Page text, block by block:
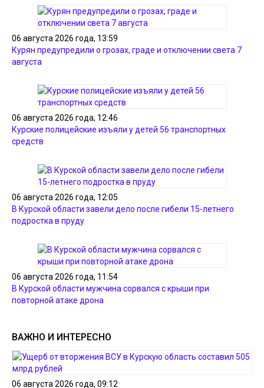
06 августа 2026 года, 13:59
Курян предупредили о грозах, граде и отключении света 7
августа
06 августа 2026 года, 12:46
Курские полицейские изъяли у детей 56 транспортных
средств
06 августа 2026 года, 12:05
В Курской области завели дело после гибели 15-летнего
подростка в пруду
06 августа 2026 года, 11:54
В Курской области мужчина сорвался с крыши при
повторной атаке дрона
ВАЖНО И ИНТЕРЕСНО
06 августа 2026 года, 09:12